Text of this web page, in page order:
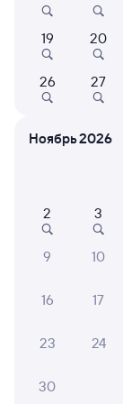
6 причин
Онлайн-
Подробные
6,6
Гостевой дом
Гостевой
19 20
26 27
Ноябрь 2026
2 3
9 10
16 17
23 24
30